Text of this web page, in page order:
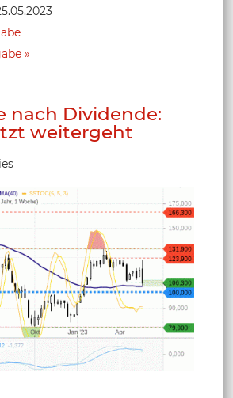
nach Dividende:
weitergeht